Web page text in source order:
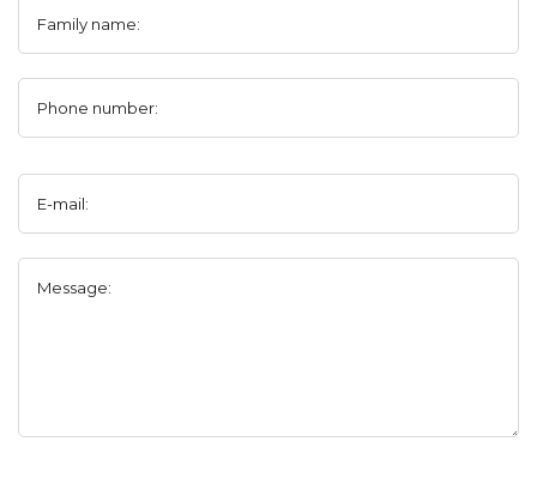
Family name:
Phone number:
E-mail:
Message: